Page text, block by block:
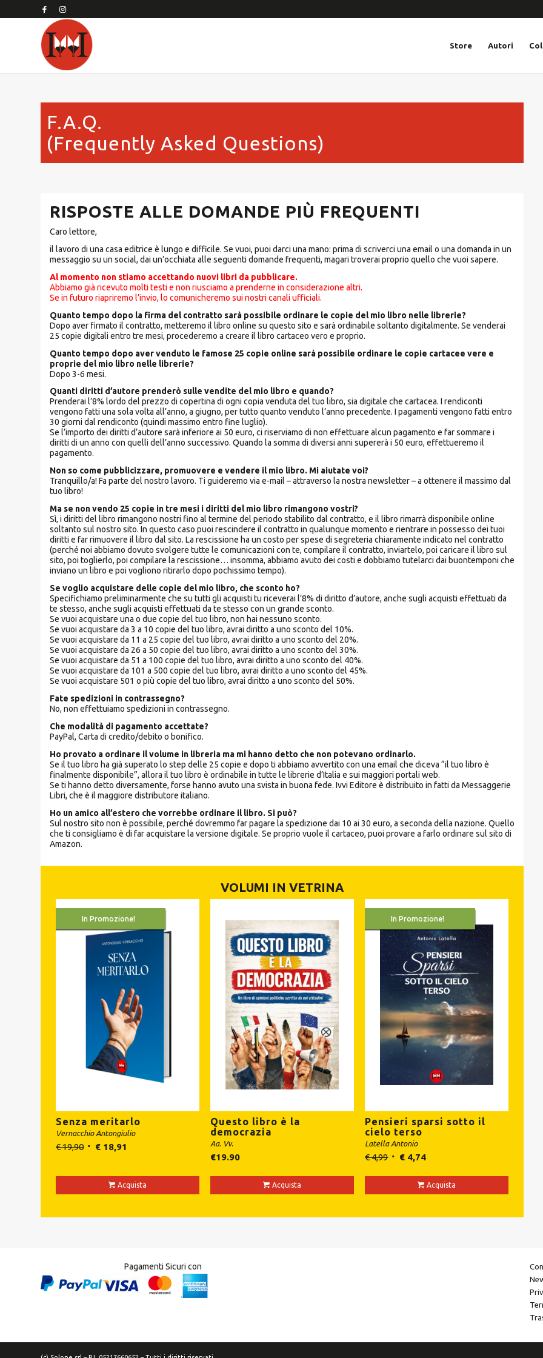
Store Autori
F.A.Q.
(Frequently Asked Questions)
RISPOSTE ALLE DOMANDE PIÙ FREQUENTI
Caro lettore,
il lavoro di una casa editrice è lungo e difficile. Se vuoi, puoi darci una mano: prima di scriverci una email o una domanda in un
messaggio su un social, dai un’occhiata alle seguenti domande frequenti, magari troverai proprio quello che vuoi sapere.
Al momento non stiamo accettando nuovi libri da pubblicare.
Abbiamo già ricevuto molti testi e non riusciamo a prenderne in considerazione altri.
Se in futuro riapriremo l’invio, lo comunicheremo sui nostri canali ufficiali.
Quanto tempo dopo la firma del contratto sarà possibile ordinare le copie del mio libro nelle librerie?
Dopo aver firmato il contratto, metteremo il libro online su questo sito e sarà ordinabile soltanto digitalmente. Se venderai
25 copie digitali entro tre mesi, procederemo a creare il libro cartaceo vero e proprio.
Quanto tempo dopo aver venduto le famose 25 copie online sarà possibile ordinare le copie cartacee vere e
proprie del mio libro nelle librerie?
Dopo 3-6 mesi.
Quanti diritti d’autore prenderò sulle vendite del mio libro e quando?
Prenderai l’8% lordo del prezzo di copertina di ogni copia venduta del tuo libro, sia digitale che cartacea. I rendiconti
vengono fatti una sola volta all’anno, a giugno, per tutto quanto venduto l’anno precedente. I pagamenti vengono fatti entro
30 giorni dal rendiconto (quindi massimo entro fine luglio).
Se l’importo dei diritti d’autore sarà inferiore ai 50 euro, ci riserviamo di non effettuare alcun pagamento e far sommare i
diritti di un anno con quelli dell’anno successivo. Quando la somma di diversi anni supererà i 50 euro, effettueremo il
pagamento.
Non so come pubblicizzare, promuovere e vendere il mio libro. Mi aiutate voi?
Tranquillo/a! Fa parte del nostro lavoro. Ti guideremo via e-mail – attraverso la nostra newsletter – a ottenere il massimo dal
tuo libro!
Ma se non vendo 25 copie in tre mesi i diritti del mio libro rimangono vostri?
Sì, i diritti del libro rimangono nostri fino al termine del periodo stabilito dal contratto, e il libro rimarrà disponibile online
soltanto sul nostro sito. In questo caso puoi rescindere il contratto in qualunque momento e rientrare in possesso dei tuoi
diritti e far rimuovere il libro dal sito. La rescissione ha un costo per spese di segreteria chiaramente indicato nel contratto
(perché noi abbiamo dovuto svolgere tutte le comunicazioni con te, compilare il contratto, inviartelo, poi caricare il libro sul
sito, poi toglierlo, poi compilare la rescissione… insomma, abbiamo avuto dei costi e dobbiamo tutelarci dai buontemponi che
inviano un libro e poi vogliono ritirarlo dopo pochissimo tempo).
Se voglio acquistare delle copie del mio libro, che sconto ho?
Specifichiamo preliminarmente che su tutti gli acquisti tu riceverai l’8% di diritto d’autore, anche sugli acquisti effettuati da
te stesso, anche sugli acquisti effettuati da te stesso con un grande sconto.
Se vuoi acquistare una o due copie del tuo libro, non hai nessuno sconto.
Se vuoi acquistare da 3 a 10 copie del tuo libro, avrai diritto a uno sconto del 10%.
Se vuoi acquistare da 11 a 25 copie del tuo libro, avrai diritto a uno sconto del 20%.
Se vuoi acquistare da 26 a 50 copie del tuo libro, avrai diritto a uno sconto del 30%.
Se vuoi acquistare da 51 a 100 copie del tuo libro, avrai diritto a uno sconto del 40%.
Se vuoi acquistare da 101 a 500 copie del tuo libro, avrai diritto a uno sconto del 45%.
Se vuoi acquistare 501 o più copie del tuo libro, avrai diritto a uno sconto del 50%.
Fate spedizioni in contrassegno?
No, non effettuiamo spedizioni in contrassegno.
Che modalità di pagamento accettate?
PayPal, Carta di credito/debito o bonifico.
Ho provato a ordinare il volume in libreria ma mi hanno detto che non potevano ordinarlo.
Se il tuo libro ha già superato lo step delle 25 copie e dopo ti abbiamo avvertito con una email che diceva “il tuo libro è
finalmente disponibile”, allora il tuo libro è ordinabile in tutte le librerie d’Italia e sui maggiori portali web.
Se ti hanno detto diversamente, forse hanno avuto una svista in buona fede. Ivvi Editore è distribuito in fatti da Messaggerie
Libri, che è il maggiore distributore italiano.
Ho un amico all’estero che vorrebbe ordinare il libro. Si può?
Sul nostro sito non è possibile, perché dovremmo far pagare la spedizione dai 10 ai 30 euro, a seconda della nazione. Quello
che ti consigliamo è di far acquistare la versione digitale. Se proprio vuole il cartaceo, puoi provare a farlo ordinare sul sito di
Amazon.
VOLUMI IN VETRINA
In Promozione!
Senza meritarlo
Vernacchio Antongiulio
€19,90 € 18,91
Acquista
Questo libro è la
democrazia
Aa. Vv.
€19.90
Acquista
In Promozione!
Pensieri sparsi sotto il
cielo terso
Latella Antonio
€4,99 € 4,74
Acquista
Pagamenti Sicuri con